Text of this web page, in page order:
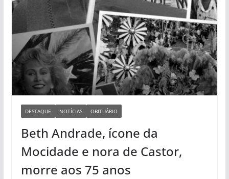
DESTAQUE NOTÍCIAS OBITUÁRIO
Beth Andrade, ícone da
Mocidade e nora de Castor,
morre aos 75 anos